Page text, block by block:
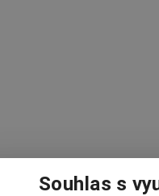
Souhlas s